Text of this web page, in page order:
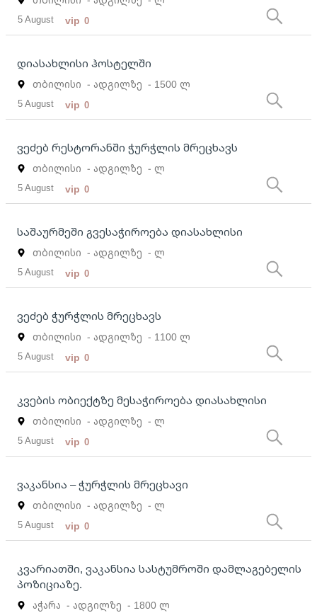
5 August vip 0
დიასახლისი ჰოსტელში
თბილისი - ადგილზე - 1500 ლ
5 August vip 0
ვეძებ რესტორანში ჭურჭლის მრეცხავს
თბილისი - ადგილზე - ლ
5 August vip 0
საშაურმეში გვესაჭიროება დიასახლისი
თბილისი - ადგილზე - ლ
5 August vip 0
ვეძებ ჭურჭლის მრეცხავს
თბილისი - ადგილზე - 1100 ლ
5 August vip 0
კვების ობიექტზე მესაჭიროება დიასახლისი
თბილისი - ადგილზე - ლ
5 August vip 0
ვაკანსია – ჭურჭლის მრეცხავი
თბილისი - ადგილზე - ლ
5 August vip 0
კვარიათში, ვაკანსია სასტუმროში დამლაგებელის
პოზიციაზე.
აჭარა - ადგილზე - 1800 ლ